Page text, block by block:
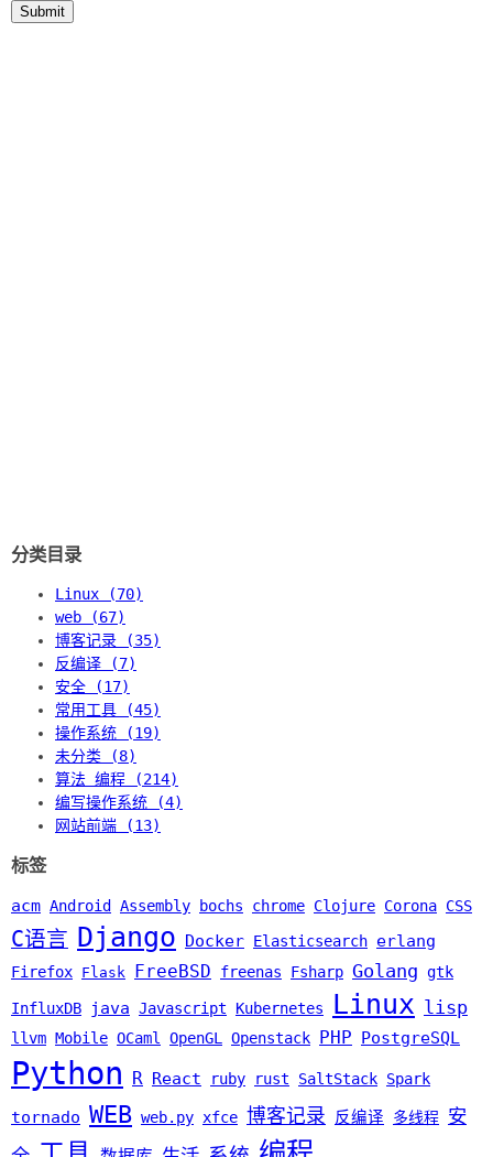
分类目录
Linux (70)
web (67)
博客记录 (35)
反编译 (7)
安全 (17)
常用工具 (45)
操作系统 (19)
未分类 (8)
算法 编程 (214)
编写操作系统 (4)
网站前端 (13)
标签
acm Android Assembly bochs chrome Clojure Corona CSS
C语言 Django Docker Elasticsearch erlang
Firefox Flask FreeBSD freenas Fsharp Golang gtk
InfluxDB java Javascript Kubernetes Linux lisp
llvm Mobile OCaml OpenGL Openstack PHP PostgreSQL
Python R React ruby rust SaltStack Spark
tornado WEB web.py xfce 博客记录 反编译 多线程 安